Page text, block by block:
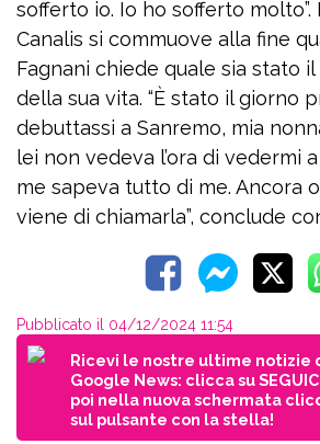
sofferto io. Io ho sofferto molto”.
Canalis si commuove alla fine
Fagnani chiede quale sia stato
della sua vita. “È stato il giorno
debuttassi a Sanremo, mia
lei non vedeva l’ora di vedermi
me sapeva tutto di me. Ancora
viene di chiamarla”, conclude
Pubblicato il 04/12/2024 11:54
Ricevi le nostre ultime notizie
Google News: clicca su
poi nella nuova schermata
sul pulsante con la stella!